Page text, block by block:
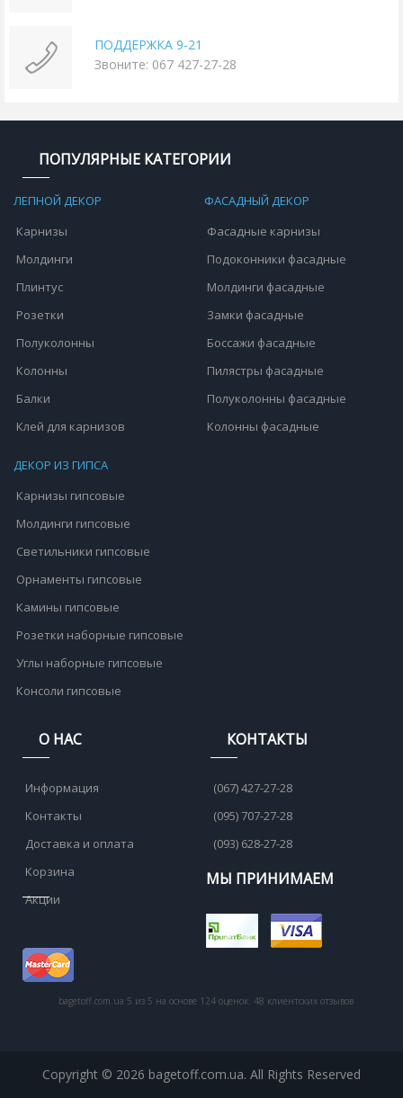
ПОДДЕРЖКА 9-21
Звоните: 067 427-27-28
ПОПУЛЯРНЫЕ КАТЕГОРИИ
ЛЕПНОЙ ДЕКОР
Карнизы
Молдинги
Плинтус
Розетки
Полуколонны
Колонны
Балки
Клей для карнизов
ФАСАДНЫЙ ДЕКОР
Фасадные карнизы
Подоконники фасадные
Молдинги фасадные
Замки фасадные
Боссажи фасадные
Пилястры фасадные
Полуколонны фасадные
Колонны фасадные
ДЕКОР ИЗ ГИПСА
Карнизы гипсовые
Молдинги гипсовые
Светильники гипсовые
Орнаменты гипсовые
Камины гипсовые
Розетки наборные гипсовые
Углы наборные гипсовые
Консоли гипсовые
О НАС
Информация
Контакты
Доставка и оплата
Корзина
Акции
КОНТАКТЫ
(067) 427-27-28
(095) 707-27-28
(093) 628-27-28
МЫ ПРИНИМАЕМ
bagetoff.com.ua 5 из 5 на основе 124 оценок. 48 клиентских отзывов
Copyright © 2026 bagetoff.com.ua. All Rights Reserved